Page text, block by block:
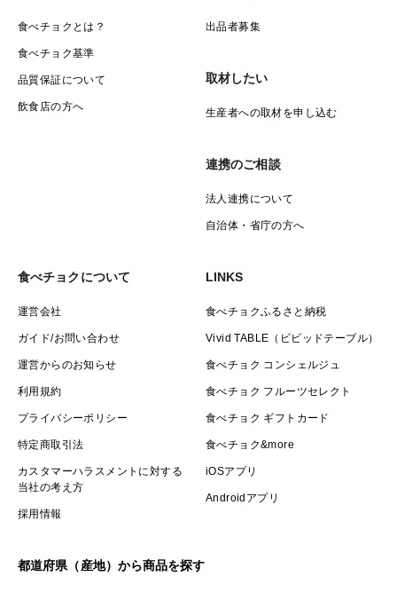
食べチョクとは？
食べチョク基準
品質保証について
飲食店の方へ
出品者募集
取材したい
生産者への取材を申し込む
連携のご相談
法人連携について
自治体・省庁の方へ
食べチョクについて
運営会社
ガイド/お問い合わせ
運営からのお知らせ
利用規約
プライバシーポリシー
特定商取引法
カスタマーハラスメントに対する
当社の考え方
採用情報
LINKS
食べチョクふるさと納税
Vivid TABLE（ビビッドテーブル）
食べチョク コンシェルジュ
食べチョク フルーツセレクト
食べチョク ギフトカード
食べチョク&more
iOSアプリ
Androidアプリ
都道府県（産地）から商品を探す